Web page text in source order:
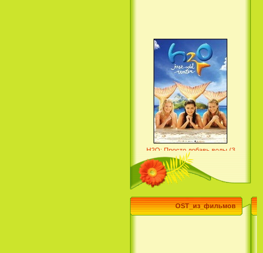
Семейка Крудс / The Croods
(2013)
Эпик / Epic (2013)
H2O: Просто добавь воды (3
Сезон) / H2O: Just Add Water
(3 Season) (сериал)
OST_из_фильмов